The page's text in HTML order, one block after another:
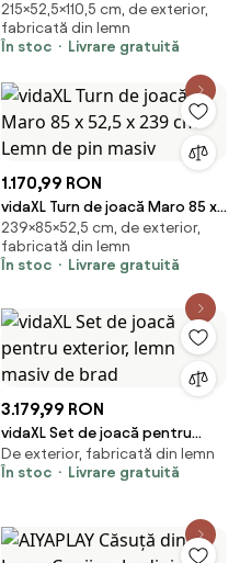
x 110,5 x 215 cm Lemn Douglas
solid
215×52,5×110,5 cm, de exterior,
fabricată din lemn
În stoc
Livrare gratuită
1.170,99 RON
vidaXL Turn de joacă Maro 85 x
52,5 x 239 cm Lemn de pin
masiv
239×85×52,5 cm, de exterior,
fabricată din lemn
În stoc
Livrare gratuită
3.179,99 RON
vidaXL Set de joacă pentru
exterior, lemn masiv de brad
De exterior, fabricată din lemn
În stoc
Livrare gratuită